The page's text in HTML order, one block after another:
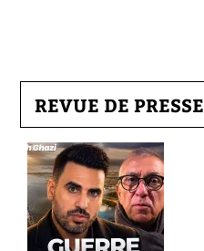
REVUE DE PRESSE